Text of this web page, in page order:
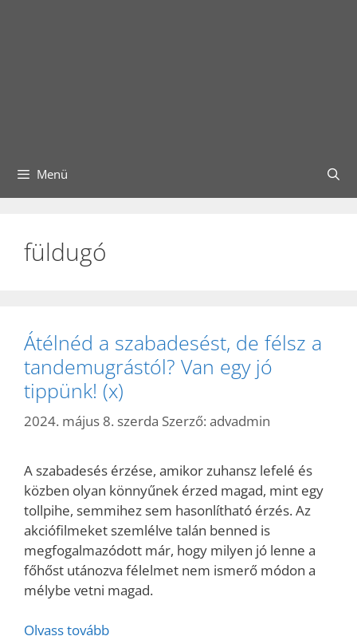
Menü
füldugó
Átélnéd a szabadesést, de félsz a
tandemugrástól? Van egy jó
tippünk! (x)
2024. május 8. szerda Szerző: advadmin
A szabadesés érzése, amikor zuhansz lefelé és
közben olyan könnyűnek érzed magad, mint egy
tollpihe, semmihez sem hasonlítható érzés. Az
akciófilmeket szemlélve talán benned is
megfogalmazódott már, hogy milyen jó lenne a
főhőst utánozva félelmet nem ismerő módon a
mélybe vetni magad.
Olvass tovább